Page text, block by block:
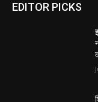
EDITOR PICKS